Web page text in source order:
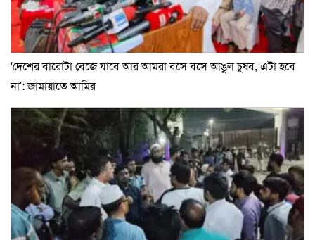
‘দেশের বারোটা বেজে যাবে আর আমরা বসে বসে আঙুল চুষব, এটা হবে
না’: জামায়াতে আমির